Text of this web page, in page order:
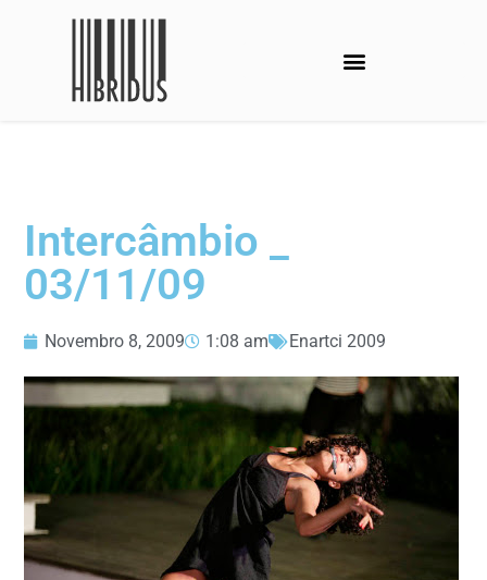
Intercâmbio _
03/11/09
Novembro 8, 2009 1:08 am Enartci 2009